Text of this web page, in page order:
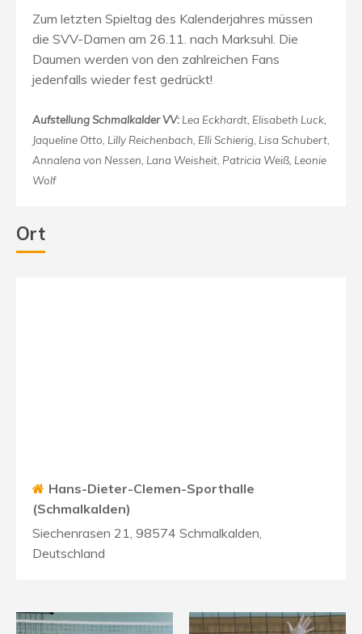
Zum letzten Spieltag des Kalenderjahres müssen
die SVV-Damen am 26.11. nach Marksuhl. Die
Daumen werden von den zahlreichen Fans
jedenfalls wieder fest gedrückt!
Aufstellung Schmalkalder VV: Lea Eckhardt, Elisabeth Luck,
Jaqueline Otto, Lilly Reichenbach, Elli Schierig, Lisa Schubert,
Annalena von Nessen, Lana Weisheit, Patricia Weiß, Leonie
Wolf
Ort
Hans-Dieter-Clemen-Sporthalle
(Schmalkalden)
Siechenrasen 21, 98574 Schmalkalden,
Deutschland